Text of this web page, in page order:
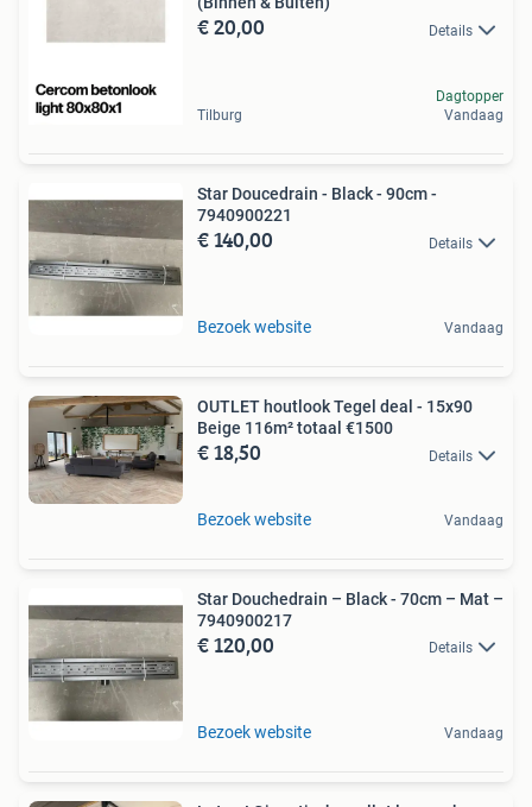
€ 20,00 Details
Tilburg
Dagtopper
Vandaag
Star Doucedrain - Black - 90cm -
7940900221
€ 140,00 Details
Bezoek website Vandaag
OUTLET houtlook Tegel deal - 15x90
Beige 116m² totaal €1500
€ 18,50 Details
Bezoek website Vandaag
Star Douchedrain – Black - 70cm – Mat –
7940900217
€ 120,00 Details
Bezoek website Vandaag